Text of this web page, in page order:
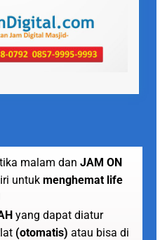
malam dan JAM ON
untuk menghemat life
yang dapat diatur
(otomatis) atau bisa di